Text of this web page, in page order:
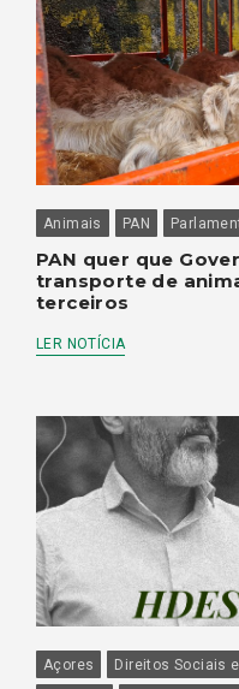
Animais PAN
PAN quer que
transporte de
terceiros
LER NOTÍCIA
Açores Direitos Sociais